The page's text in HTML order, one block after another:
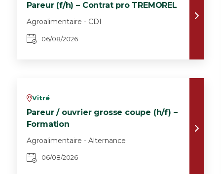
Pareur (f/h) – Contrat pro TREMOREL
Agroalimentaire - CDI
06/08/2026
vVitré
Pareur / ouvrier grosse coupe (h/f) –
Formation
Agroalimentaire - Alternance
06/08/2026